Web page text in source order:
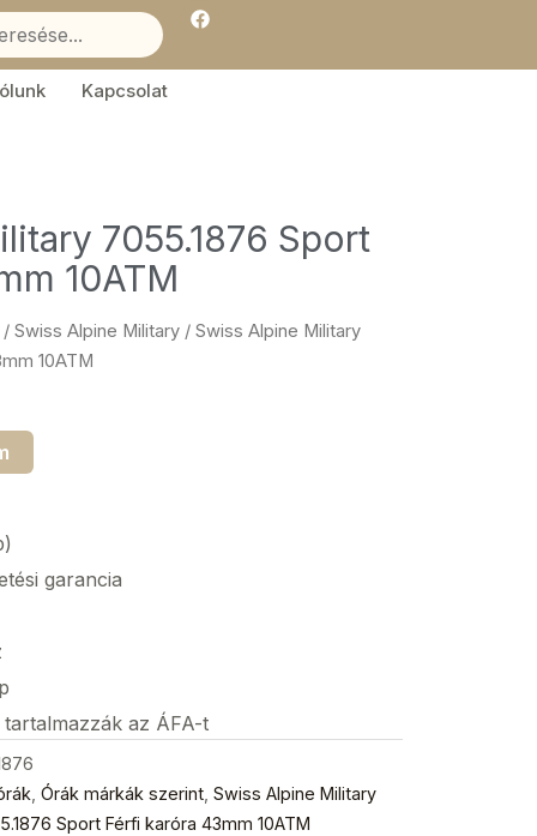
F
a
e
Kapcsolat
7055.1876 Sport
10ATM
/ Swiss Alpine Military / Swiss Alpine Military
10ATM
garancia
az ÁFA-t
Órák márkák szerint Swiss Alpine Military
Sport Férfi karóra 43mm 10ATM